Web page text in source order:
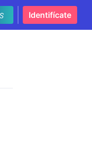
Identifícate